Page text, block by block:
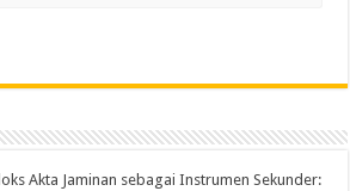
Akta Jaminan sebagai Instrumen Sekunder: